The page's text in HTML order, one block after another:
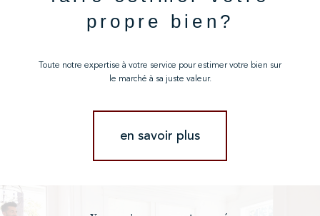
propre bien?
Toute notre expertise à votre service pour estimer votre bien sur
le marché à sa juste valeur.
en savoir plus